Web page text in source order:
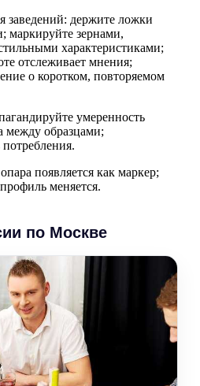
заведений: держите ложки
маркируйте зернами,
характеристиками;
отслеживает мнения;
о коротком, повторяемом
умеренность
между образцами;
потребления.
появляется как маркер;
меняется.
по Москве